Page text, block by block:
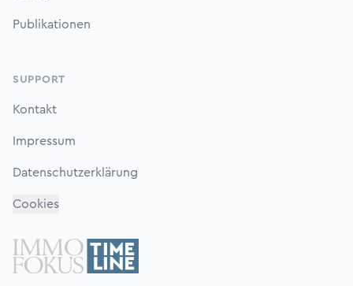
Publikationen
SUPPORT
Kontakt
Impressum
Datenschutzerklärung
Cookies